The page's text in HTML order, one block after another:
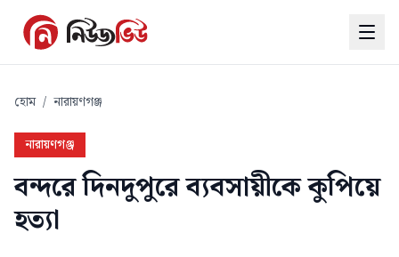
হোম / নারায়ণগঞ্জ
নারায়ণগঞ্জ
বন্দরে দিনদুপুরে ব্যবসায়ীকে কুপিয়ে
হত্যা